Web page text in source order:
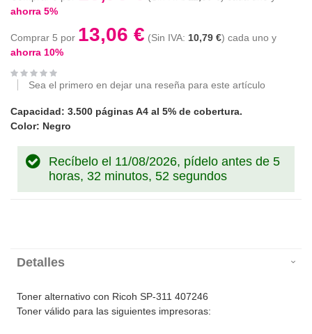
ahorra 5%
Comprar 5 por 13,06 € 10,79 € cada uno y
ahorra 10%
Sea el primero en dejar una reseña para este artículo
Capacidad: 3.500 páginas A4 al 5% de cobertura.
Color: Negro
Recíbelo el 11/08/2026, pídelo antes de 5
horas, 32 minutos, 52 segundos
Detalles
Toner alternativo con Ricoh SP-311 407246
Toner válido para las siguientes impresoras: